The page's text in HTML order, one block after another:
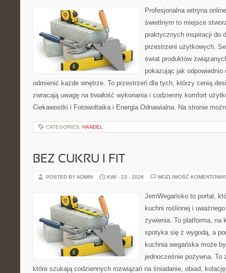
Profesjonalna witryna
świetlnym to miejsce
praktycznych inspiracji do
przestrzeni użytkowych.
świat produktów
pokazując jak odpowiednio
odmienić każde wnętrze. To przestrzeń dla tych, którzy cenią
zwracają uwagę na trwałość wykonania i codzienny komfort
Ciekawostki i Fotowoltaika i Energia Odnawialna. Na stronie
CATEGORIES: HANDEL
BEZ CUKRU I FIT
POSTED BY ADMIN KWI - 23 - 2026 MOŻLIWOŚĆ
JemWegańsko to portal,
kuchni roślinnej i
żywienia. To platforma, na
spotyka się z wygodą, a
kuchnia wegańska może
jednocześnie pożywna. To
które szukają codziennych rozwiązań na śniadanie, obiad,